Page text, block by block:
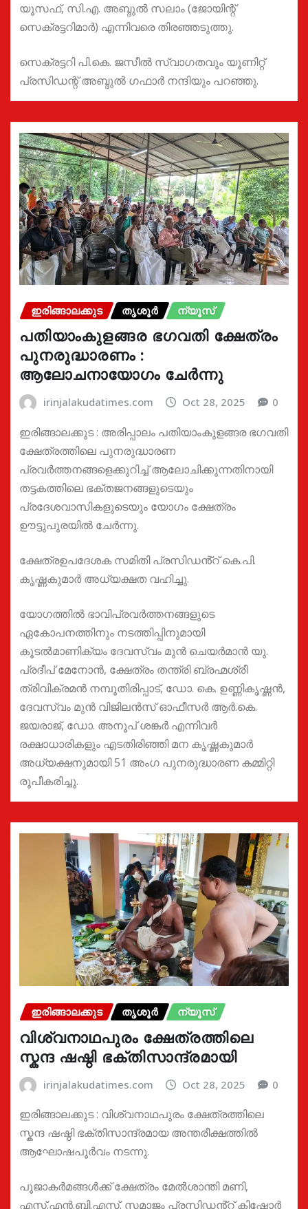
യൂസഫ്, സി.എ. അബ്ദുൽ സലാം (ജോയിന്റ്
സെക്രട്ടറിമാർ) എന്നിവരെ തിരഞ്ഞടുത്തു.
സെക്രട്ടറി പി.കെ. ജസീൽ സ്വാഗതവും യൂണിറ്റ്
പ്രസിഡന്റ് അബ്ദുൽ ഗഫാർ നന്ദിയും പറഞ്ഞു.
ഇരിങ്ങാലക്കുട തൃശൂർ ന്യൂസ്
പതിയാംകുളങ്ങര ഭഗവതി ക്ഷേത്രം
പുനരുദ്ധാരണം :
ആലോചനായോഗം ചേർന്നു
irinjalakudatimes.com Oct 28, 2025 0
ഇരിങ്ങാലക്കുട : അരിപ്പാലം പതിയാംകുളങ്ങര ഭഗവതി
ക്ഷേത്രത്തിലെ പുനരുദ്ധാരണ
പ്രവർത്തനങ്ങളെക്കുറിച്ച് ആലോചിക്കുന്നതിനായി
തട്ടകത്തിലെ ഭക്തജനങ്ങളുടെയും
പ്രദേശവാസികളുടെയും യോഗം ക്ഷേത്രം
ഊട്ടുപുരയിൽ ചേർന്നു.
ക്ഷേത്രഉപദേശക സമിതി പ്രസിഡൻ്റ് കെ.പി.
കൃഷ്ണകുമാർ അധ്യക്ഷത വഹിച്ചു.
യോഗത്തിൽ ഭാവിപ്രവർത്തനങ്ങളുടെ
ഏകോപനത്തിനും നടത്തിപ്പിനുമായി
കൂടൽമാണിക്യം ദേവസ്വം മുൻ ചെയർമാൻ യു.
പ്രദീപ് മേനോൻ, ക്ഷേത്രം തന്ത്രി ബ്രഹ്മശ്രീ
ത്രിവിക്രമൻ നമ്പൂതിരിപ്പാട്, ഡോ. കെ. ഉണ്ണികൃഷ്ണൻ,
ദേവസ്വം മുൻ വിജിലൻസ് ഓഫീസർ ആർ.കെ.
ജയരാജ്, ഡോ. അനൂപ് ശങ്കർ എന്നിവർ
രക്ഷാധാരികളും എടതിരിഞ്ഞി മന കൃഷ്ണകുമാർ
അധ്യക്ഷനുമായി 51 അംഗ പുനരുദ്ധാരണ കമ്മിറ്റി
രൂപീകരിച്ചു.
ഇരിങ്ങാലക്കുട തൃശൂർ ന്യൂസ്
വിശ്വനാഥപുരം ക്ഷേത്രത്തിലെ
സ്കന്ദ ഷഷ്ഠി ഭക്തിസാന്ദ്രമായി
irinjalakudatimes.com Oct 28, 2025 0
ഇരിങ്ങാലക്കുട : വിശ്വനാഥപുരം ക്ഷേത്രത്തിലെ
സ്കന്ദ ഷഷ്ഠി ഭക്‌തിസാന്ദ്രമായ അന്തരീക്ഷത്തിൽ
ആഘോഷപൂർവം നടന്നു.
പൂജാകർമങ്ങൾക്ക് ക്ഷേത്രം മേൽശാന്തി മണി,
എസ്.എൻ.ബി.എസ്. സമാജം പ്രസിഡൻ്റ് കിഷോർ